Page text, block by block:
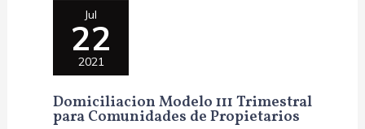
Jul
22
2021
Domiciliacion Modelo 111 Trimestral
para Comunidades de Propietarios